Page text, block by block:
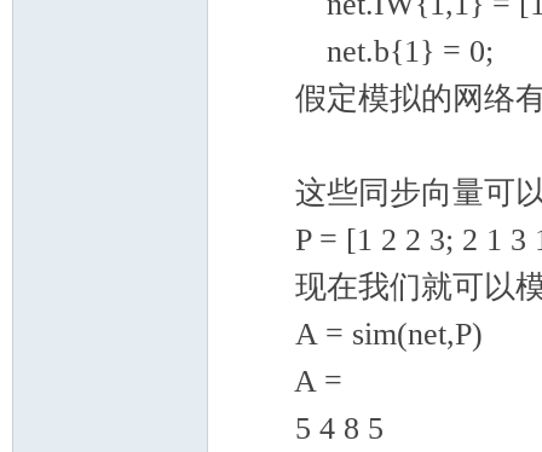
net.b{1} = 0;
假定模拟的网络有
这些同步向量可以
P = [1 2 2 3; 2 1 3
现在我们就可以模
A = sim(net,P)
A =
5 4 8 5